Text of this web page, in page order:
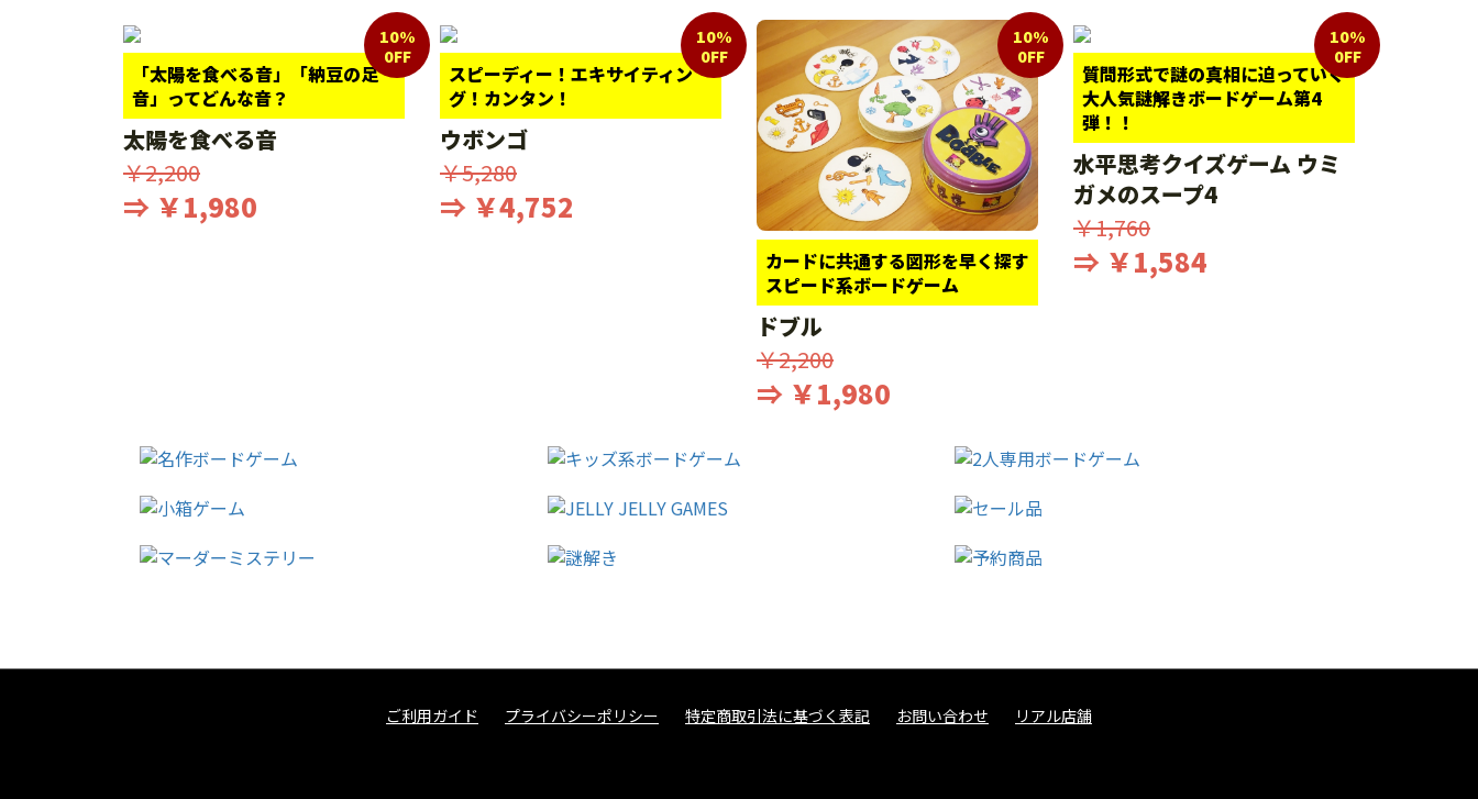
「太陽を食べる音」「納豆の足
音」ってどんな音？
10%
0FF
太陽を食べる音
￥2,200
⇒ ￥1,980
スピーディー！エキサイティン
グ！カンタン！
10%
0FF
ウボンゴ
￥5,280
⇒ ￥4,752
カードに共通する図形を早く探す
スピード系ボードゲーム
10%
0FF
ドブル
￥2,200
⇒ ￥1,980
質問形式で謎の真相に迫っていく
大人気謎解きボードゲーム第4
弾！！
10%
0FF
水平思考クイズゲーム ウミ
ガメのスープ4
￥1,760
⇒ ￥1,584
ご利用ガイド プライバシーポリシー 特定商取引法に基づく表記 お問い合わせ リアル店舗